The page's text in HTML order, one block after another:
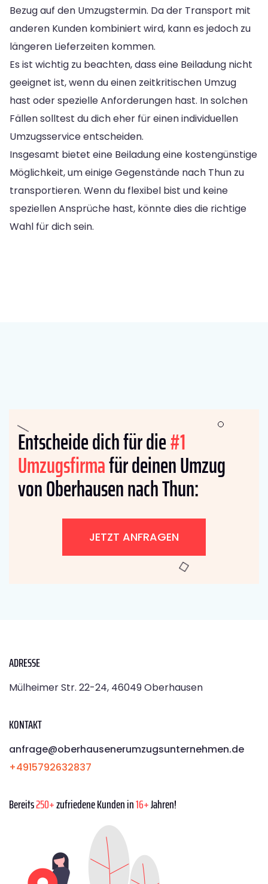
Bezug auf den Umzugstermin. Da der Transport mit
anderen Kunden kombiniert wird, kann es jedoch zu
längeren Lieferzeiten kommen.
Es ist wichtig zu beachten, dass eine Beiladung nicht
geeignet ist, wenn du einen zeitkritischen Umzug
hast oder spezielle Anforderungen hast. In solchen
Fällen solltest du dich eher für einen individuellen
Umzugsservice entscheiden.
Insgesamt bietet eine Beiladung eine kostengünstige
Möglichkeit, um einige Gegenstände nach Thun zu
transportieren. Wenn du flexibel bist und keine
speziellen Ansprüche hast, könnte dies die richtige
Wahl für dich sein.
Entscheide dich für die#1
Umzugsfirmafür deinen Umzug
von Oberhausen nach Thun:
JETZT ANFRAGEN
ADRESSE
Mülheimer Str. 22-24, 46049 Oberhausen
KONTAKT
anfrage@oberhausenerumzugsunternehmen.de
+4915792632837
Bereits250+zufriedene Kunden in16+Jahren!